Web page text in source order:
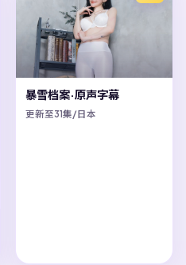
暴雪档案·原声字幕
更新至31集/日本